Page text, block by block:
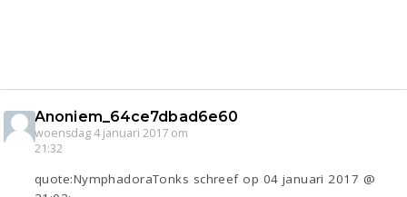
Anoniem_64ce7dbad6e60
woensdag 4 januari 2017 om
21:32
quote:NymphadoraTonks schreef op 04 januari 2017 @